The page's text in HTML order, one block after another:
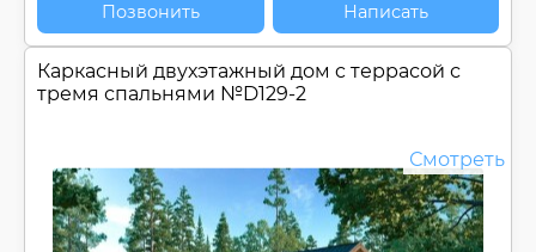
Позвонить Написать
Каркасный двухэтажный дом c террасой с
тремя спальнями №D129-2
Смотреть